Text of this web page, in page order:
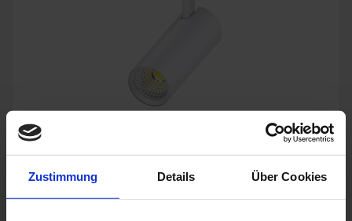
Zustimmung Details Über Cookies
WAVE3
Der WAVE3 Stromschienenstrahler aus Aluminiumdruckguss